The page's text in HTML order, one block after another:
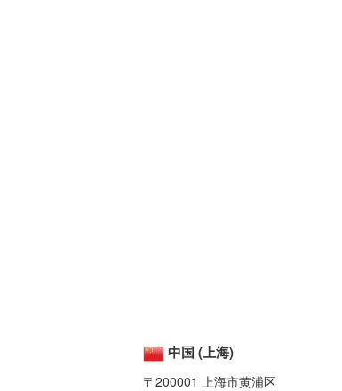
中国 (上海)
〒200001 上海市黄浦区